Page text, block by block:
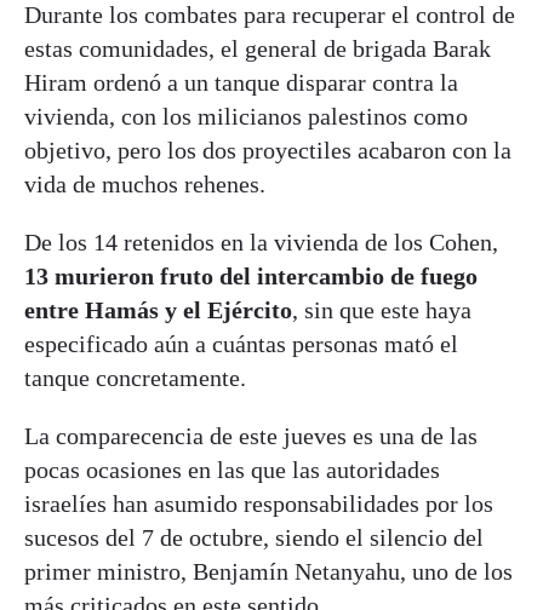
Durante los combates para recuperar el control de
estas comunidades, el general de brigada Barak
Hiram ordenó a un tanque disparar contra la
vivienda, con los milicianos palestinos como
objetivo, pero los dos proyectiles acabaron con la
vida de muchos rehenes.
De los 14 retenidos en la vivienda de los Cohen,
13 murieron fruto del intercambio de fuego
entre Hamás y el Ejército, sin que este haya
especificado aún a cuántas personas mató el
tanque concretamente.
La comparecencia de este jueves es una de las
pocas ocasiones en las que las autoridades
israelíes han asumido responsabilidades por los
sucesos del 7 de octubre, siendo el silencio del
primer ministro, Benjamín Netanyahu, uno de los